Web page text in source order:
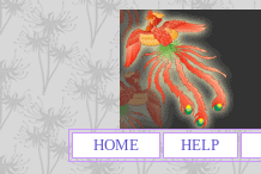
HOME HELP